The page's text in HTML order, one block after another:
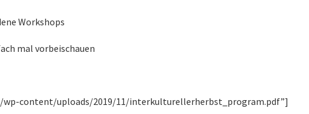
Workshops
mal vorbeischauen
content/uploads/2019/11/interkulturellerherbst_program.pdf”]